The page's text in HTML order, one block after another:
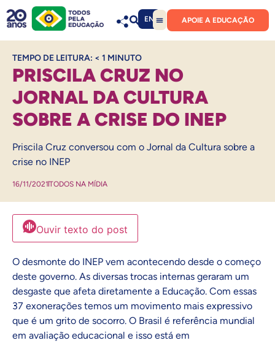
EN APOIE A EDUCAÇÃO
TEMPO DE LEITURA: < 1 MINUTO
PRISCILA CRUZ NO
JORNAL DA CULTURA
SOBRE A CRISE DO INEP
Priscila Cruz conversou com o Jornal da Cultura sobre a
crise no INEP
16/11/2021TODOS NA MÍDIA
Ouvir texto do post
O desmonte do INEP vem acontecendo desde o começo
deste governo. As diversas trocas internas geraram um
desgaste que afeta diretamente a Educação. Com essas
37 exonerações temos um movimento mais expressivo
que é um grito de socorro. O Brasil é referência mundial
em avaliação educacional e isso está em